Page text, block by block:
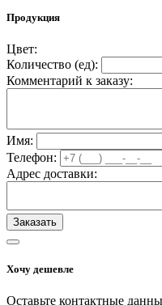
Продукция
Цвет:
Количество (ед):
Комментарий к заказу:
Имя:
Телефон:
Адрес доставки:
Хочу дешевле
Оставьте контактные